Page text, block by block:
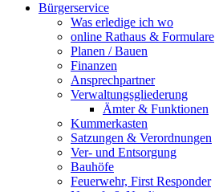
Bürgerservice
Was erledige ich wo
online Rathaus & Formulare
Planen / Bauen
Finanzen
Ansprechpartner
Verwaltungsgliederung
Ämter & Funktionen
Kummerkasten
Satzungen & Verordnungen
Ver- und Entsorgung
Bauhöfe
Feuerwehr, First Responder